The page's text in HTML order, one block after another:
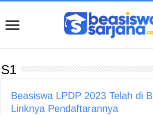
S1
Beasiswa LPDP 2023 Telah di
Linknya Pendaftarannya